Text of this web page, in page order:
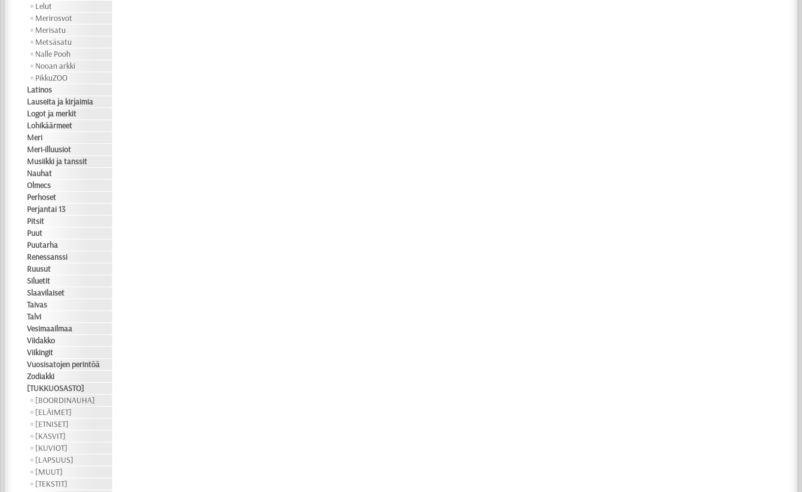
Lelut
Merirosvot
Merisatu
Metsäsatu
Nalle Pooh
Nooan arkki
PikkuZOO
Latinos
Lauseita ja kirjaimia
Logot ja merkit
Lohikäärmeet
Meri
Meri-illuusiot
Musiikki ja tanssit
Nauhat
Olmecs
Perhoset
Perjantai 13
Pitsit
Puut
Puutarha
Renessanssi
Ruusut
Siluetit
Slaavilaiset
Taivas
Talvi
Vesimaailmaa
Viidakko
Viikingit
Vuosisatojen perintöä
Zodiakki
[TUKKUOSASTO]
[BOORDINAUHA]
[ELÄIMET]
[ETNISET]
[KASVIT]
[KUVIOT]
[LAPSUUS]
[MUUT]
[TEKSTIT]